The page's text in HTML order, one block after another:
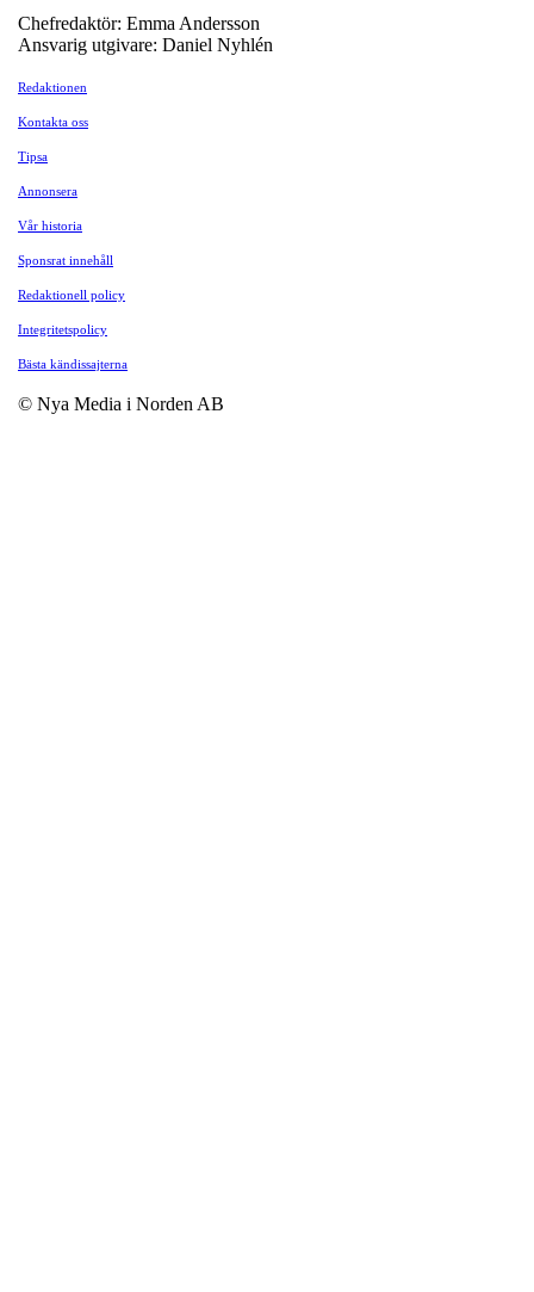
Chefredaktör: Emma Andersson
Ansvarig utgivare: Daniel Nyhlén
Redaktionen
Kontakta oss
Tipsa
Annonsera
Vår historia
Sponsrat innehåll
Redaktionell policy
Integritetspolicy
Bästa kändissajterna
© Nya Media i Norden AB